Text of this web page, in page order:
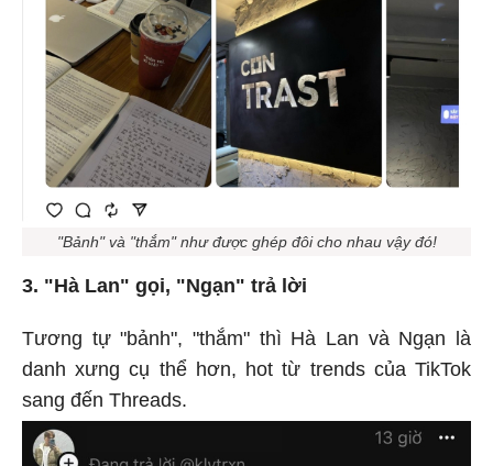
"Bảnh" và "thắm" như được ghép đôi cho nhau vậy đó!
3. "Hà Lan" gọi, "Ngạn" trả lời
Tương tự "bảnh", "thắm" thì Hà Lan và Ngạn là
danh xưng cụ thể hơn, hot từ trends của TikTok
sang đến Threads.